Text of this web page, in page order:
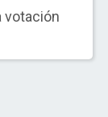
votación